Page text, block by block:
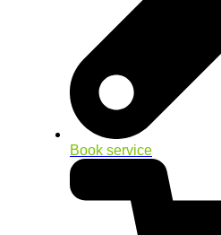
Book service